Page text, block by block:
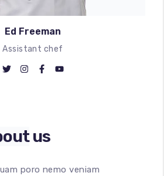
Ed Freeman
Assistant chef
us
poro nemo veniam